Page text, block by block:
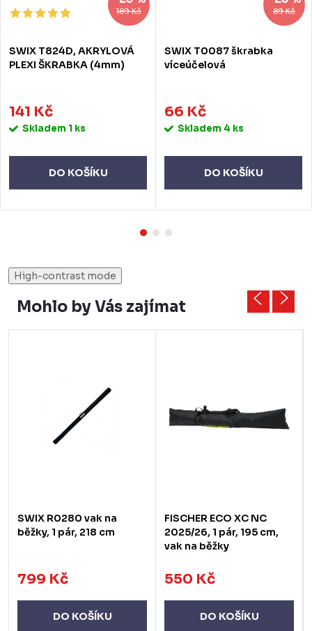
189 Kč
SWIX T824D, AKRYLOVÁ
PLEXI ŠKRABKA (4mm)
141 Kč
Skladem 1 ks
DO KOŠÍKU
89 Kč
SWIX T0087 škrabka
víceúčelová
66 Kč
Skladem 4 ks
DO KOŠÍKU
High-contrast mode
Mohlo by Vás zajímat
SWIX R0280 vak na
běžky, 1 pár, 218 cm
799 Kč
DO KOŠÍKU
FISCHER ECO XC NC
2025/26, 1 pár, 195 cm,
vak na běžky
550 Kč
DO KOŠÍKU